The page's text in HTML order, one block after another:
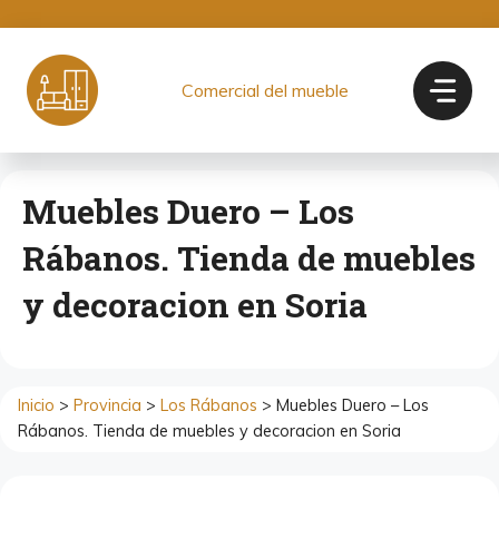
contenido
Comercial del mueble
Muebles Duero – Los
Rábanos. Tienda de muebles
y decoracion en Soria
Inicio > Provincia > Los Rábanos > Muebles Duero – Los
Rábanos. Tienda de muebles y decoracion en Soria